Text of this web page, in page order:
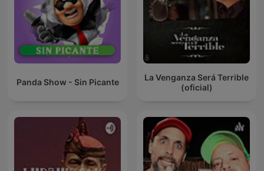
Panda Show - Sin Picante
La Venganza Será Terrible
(oficial)